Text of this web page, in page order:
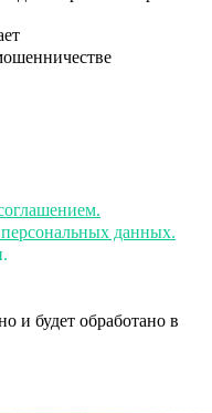
данных.
и будет обработано в